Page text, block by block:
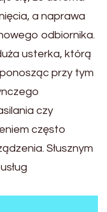
a naprawa
odbiornika.
usterka, którą
przy tym
czy
często
Słusznym